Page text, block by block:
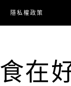
隱私權政策
食在